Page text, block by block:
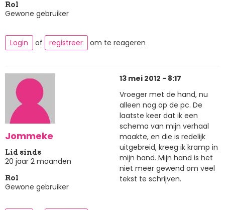
Rol
Gewone gebruiker
Login of registreer om te reageren
Jommeke
Lid sinds
20 jaar 2 maanden
Rol
Gewone gebruiker
13 mei 2012 - 8:17
Vroeger met de hand, nu
alleen nog op de pc. De
laatste keer dat ik een
schema van mijn verhaal
maakte, en die is redelijk
uitgebreid, kreeg ik kramp in
mijn hand. Mijn hand is het
niet meer gewend om veel
tekst te schrijven.